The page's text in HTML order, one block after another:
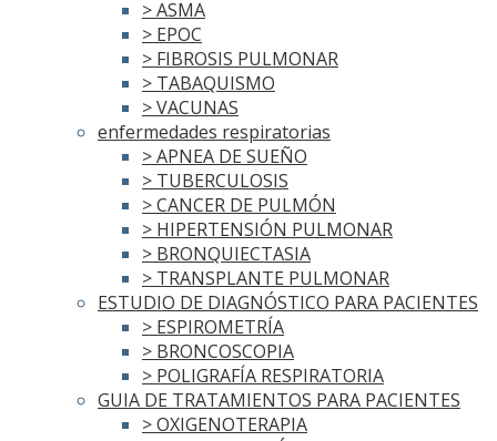
> ASMA
> EPOC
> FIBROSIS PULMONAR
> TABAQUISMO
> VACUNAS
enfermedades respiratorias
> APNEA DE SUEÑO
> TUBERCULOSIS
> CANCER DE PULMÓN
> HIPERTENSIÓN PULMONAR
> BRONQUIECTASIA
> TRANSPLANTE PULMONAR
ESTUDIO DE DIAGNÓSTICO PARA PACIENTES
> ESPIROMETRÍA
> BRONCOSCOPIA
> POLIGRAFÍA RESPIRATORIA
GUIA DE TRATAMIENTOS PARA PACIENTES
> OXIGENOTERAPIA